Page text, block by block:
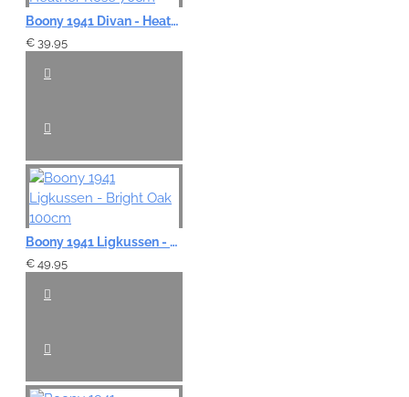
Boony 1941 Divan - Heather Rose 70cm
€ 39,95
Boony 1941 Ligkussen - Bright Oak 100cm
€ 49,95